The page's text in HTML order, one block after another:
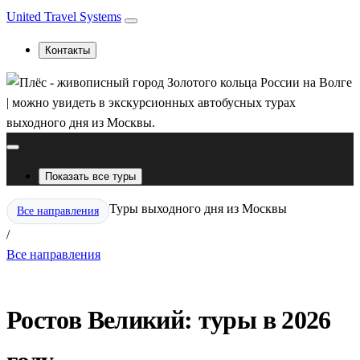
United Travel Systems
Контакты
Показать все туры
Все направления
/
Туры выходного дня из Москвы
Все направления
Ростов Великий: туры в 2026